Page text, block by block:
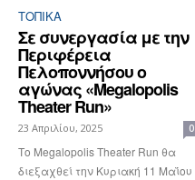
ΤΟΠΙΚΑ
Σε συνεργασία με την
Περιφέρεια
Πελοποννήσου ο
αγώνας «Megalopolis
Theater Run»
23 Απριλίου, 2025 0
Το Megalopolis Theater Run θα
διεξαχθεί την Κυριακή 11 Μαΐου